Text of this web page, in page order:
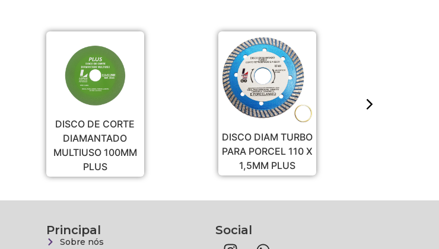
DISCO DIAM TURBO
PARA PORCEL 110 X
1,5MM PLUS
DISCO POLIMENTO
FELTRO
Principal
Sobre nós
Social